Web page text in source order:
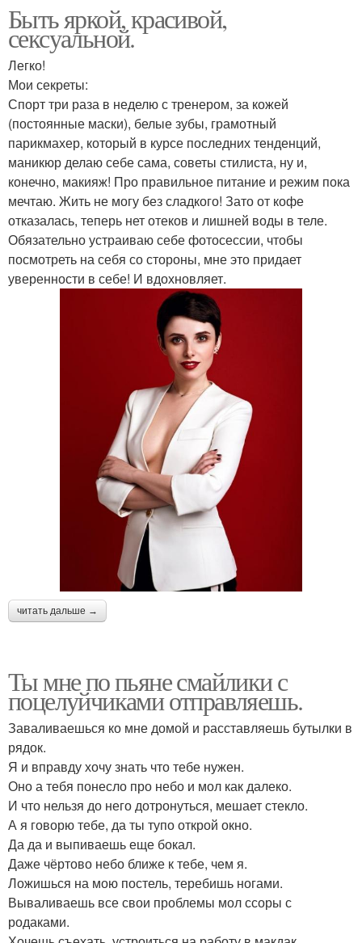
Быть яркой, красивой,
сексуальной.
Легко!
Мои секреты:
Спорт три раза в неделю с тренером, за кожей
(постоянные маски), белые зубы, грамотный
парикмахер, который в курсе последних тенденций,
маникюр делаю себе сама, советы стилиста, ну и,
конечно, макияж! Про правильное питание и режим пока
мечтаю. Жить не могу без сладкого! Зато от кофе
отказалась, теперь нет отеков и лишней воды в теле.
Обязательно устраиваю себе фотосессии, чтобы
посмотреть на себя со стороны, мне это придает
уверенности в себе! И вдохновляет.
читать дальше →
Ты мне по пьяне смайлики с
поцелуйчиками отправляешь.
Заваливаешься ко мне домой и расставляешь бутылки в
рядок.
Я и вправду хочу знать что тебе нужен.
Оно а тебя понесло про небо и мол как далеко.
И что нельзя до него дотронуться, мешает стекло.
А я говорю тебе, да ты тупо открой окно.
Да да и выпиваешь еще бокал.
Даже чёртово небо ближе к тебе, чем я.
Ложишься на мою постель, теребишь ногами.
Вываливаешь все свои проблемы мол ссоры с
родаками.